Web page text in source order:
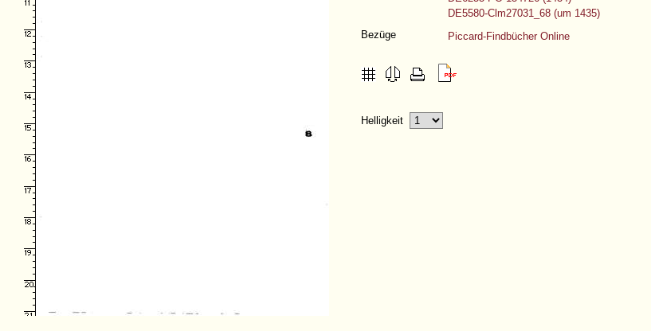
DE5580-Clm27031_68 (um 1435)
Bezüge
Piccard-Findbücher Online
Helligkeit